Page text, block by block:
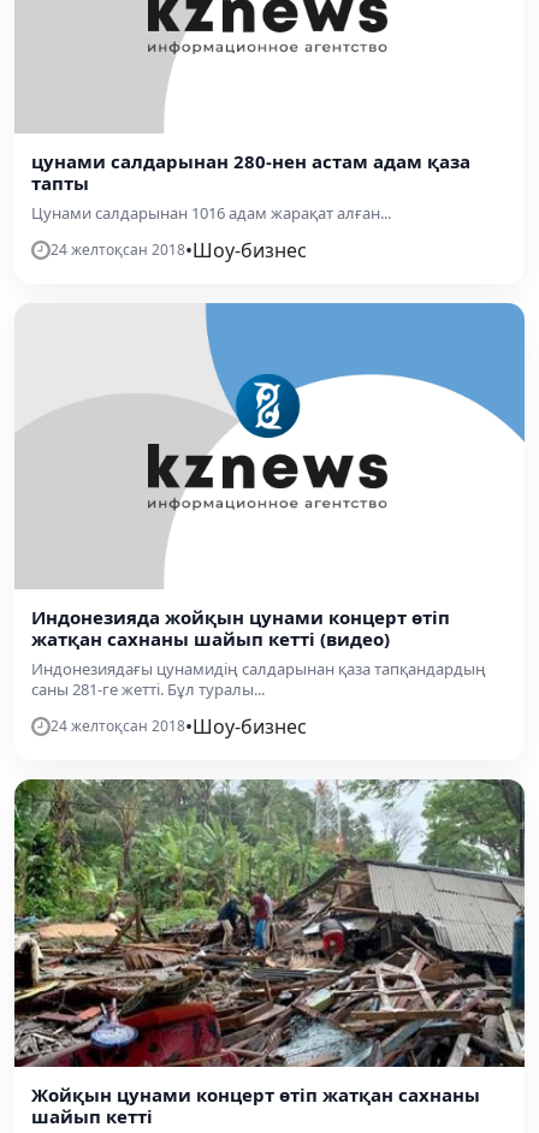
цунами салдарынан 280-нен астам адам қаза
тапты
Цунами салдарынан 1016 адам жарақат алған...
24 желтоқсан 2018•Шоу-бизнес
Индонезияда жойқын цунами концерт өтіп
жатқан сахнаны шайып кетті (видео)
Индонезиядағы цунамидің салдарынан қаза тапқандардың
саны 281-ге жетті. Бұл туралы...
24 желтоқсан 2018•Шоу-бизнес
Жойқын цунами концерт өтіп жатқан сахнаны
шайып кетті